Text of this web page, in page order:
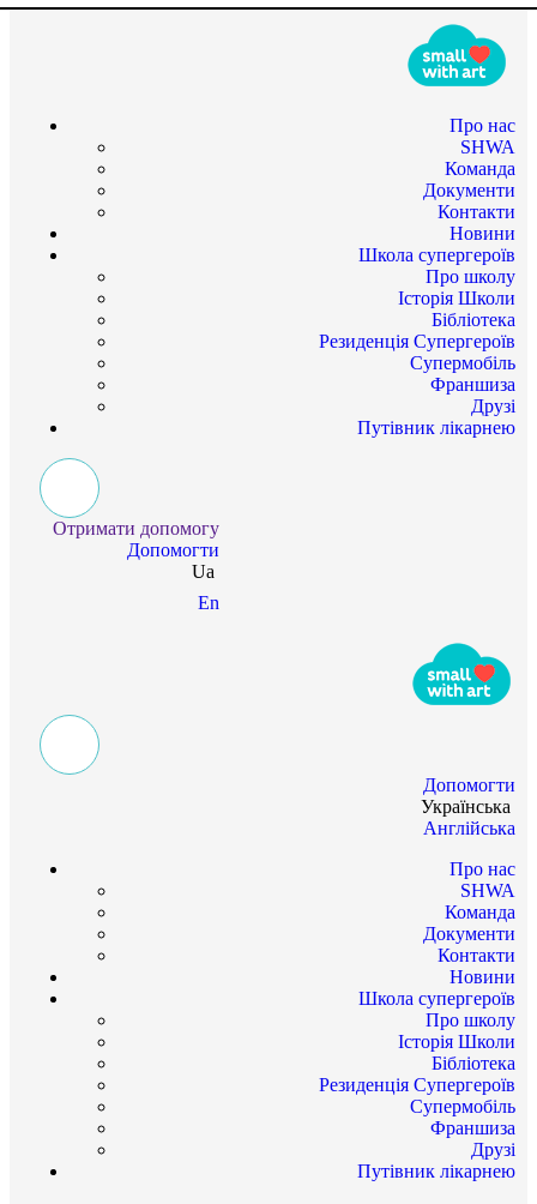
Про нас
SHWA
Команда
Документи
Контакти
Новини
Школа супергероїв
Про школу
Історія Школи
Бібліотека
Резиденція Супергероїв
Супермобіль
Франшиза
Друзі
Путівник лікарнею
Отримати допомогу
Допомогти
Ua
En
Допомогти
Українська
Англійська
Про нас
SHWA
Команда
Документи
Контакти
Новини
Школа супергероїв
Про школу
Історія Школи
Бібліотека
Резиденція Супергероїв
Супермобіль
Франшиза
Друзі
Путівник лікарнею